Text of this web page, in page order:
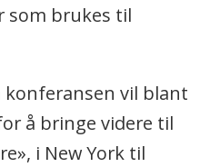
som brukes til
vil blant
å bringe videre til
i New York til